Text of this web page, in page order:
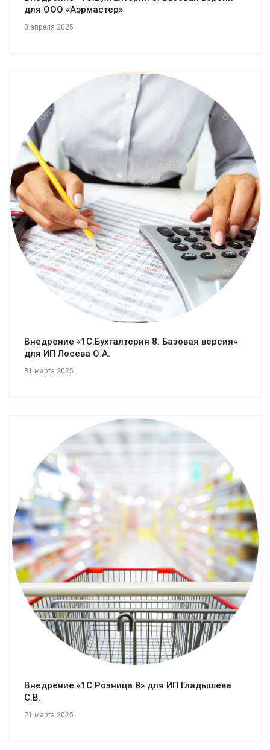
для ООО «Аэрмастер»
3 апреля 2025
Смотреть проект
Внедрение «1С:Бухгалтерия 8. Базовая версия»
для ИП Лосева О.А.
31 марта 2025
Смотреть проект
Внедрение «1С:Розница 8» для ИП Гладышева
С.В.
21 марта 2025